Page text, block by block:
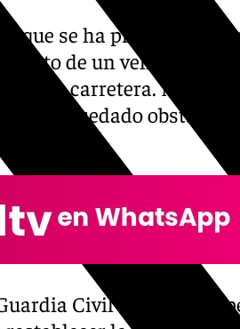
que se ha producido
de un vehículo
en la carretera. No se han
ha quedado
Civil de Tráfico y